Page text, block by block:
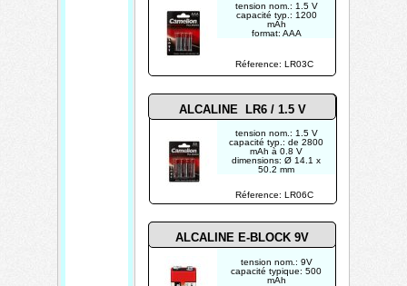
Réference: LR03C
ALCALINE E-BLOCK 9V
tension nom.: 9V
capacité typique: 500
mAh
tension nom.: 1.5 V
capacité typ.: 1200
mAh
format: AAA
Réference: LR06C
ALCALINE LR6 / 1.5 V
tension nom.: 1.5 V
capacité typ.: de 2800
mAh à 0.8 V
dimensions: Ø 14.1 x
50.2 mm